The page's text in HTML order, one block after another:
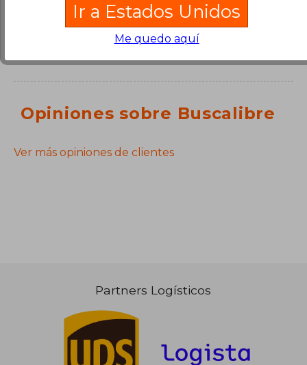
¿Tienes una pregunta sobre el libro?
para poder agregar tu propia pregunta.
Opiniones sobre Buscalibre
Ver más opiniones de clientes
Partners Logísticos
Ir a Estados Unidos
Me quedo aquí